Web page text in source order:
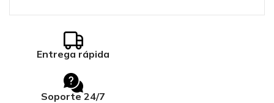
Entrega rápida
Soporte 24/7